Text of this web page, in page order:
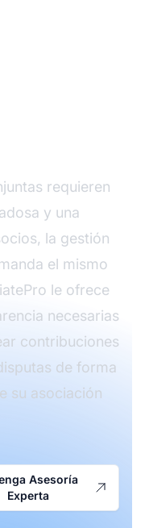
requieren
y una
la gestión
el mismo
le ofrece
necesarias
contribuciones
de forma
su asociación
Asesoría
Experta